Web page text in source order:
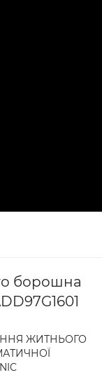
борошна
ЖИТНЬОГО